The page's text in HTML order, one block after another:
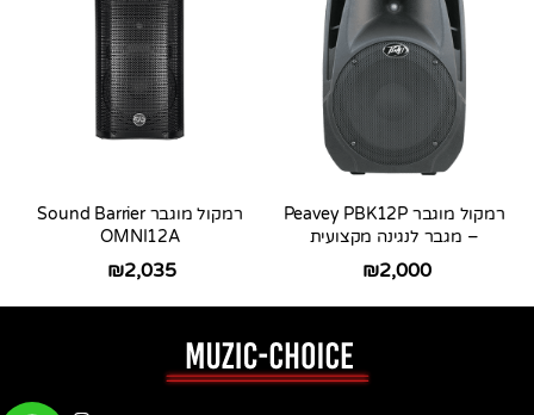
רמקול מוגבר Peavey PBK12P
– מגבר לנגינה מקצועית
₪2,000
רמקול מוגבר Sound Barrier
OMNI12A
₪2,035